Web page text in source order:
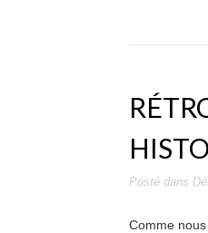
Posté dans
Comme